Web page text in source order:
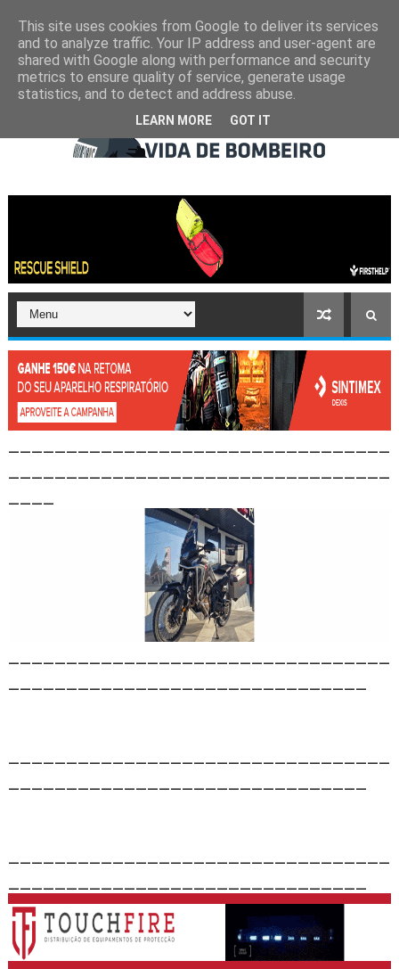
This site uses cookies from Google to deliver its services
and to analyze traffic. Your IP address and user-agent are
shared with Google along with performance and security
metrics to ensure quality of service, generate usage
statistics, and to detect and address abuse.
LEARN MORE GOT IT